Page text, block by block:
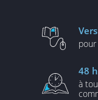
48
à